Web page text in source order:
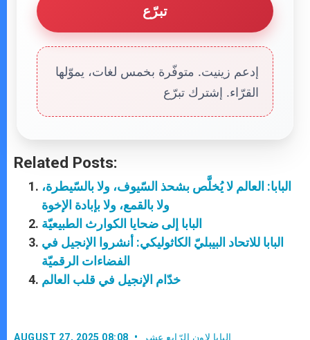
تبرّع
إدعم زينيت. متوفّرة بخمس لغات، يموّلها
القرّاء. إشترك تبرّع
Related Posts:
البابا: العالم لا يُخلَّص بشحذ السّيوف، ولا بالسّيطرة،
ولا بالقمع، ولا بإبادة الإخوة
البابا إلى ضحايا الكوارث الطبيعيّة
البابا للاتحاد البيبليّ الكاثوليكي: أنشروا الإنجيل في
الفضاءات الرقميّة
خدّام الإنجيل في قلب العالم
AUGUST 27, 2025 08:08 البابا لاون الرّابع عشر